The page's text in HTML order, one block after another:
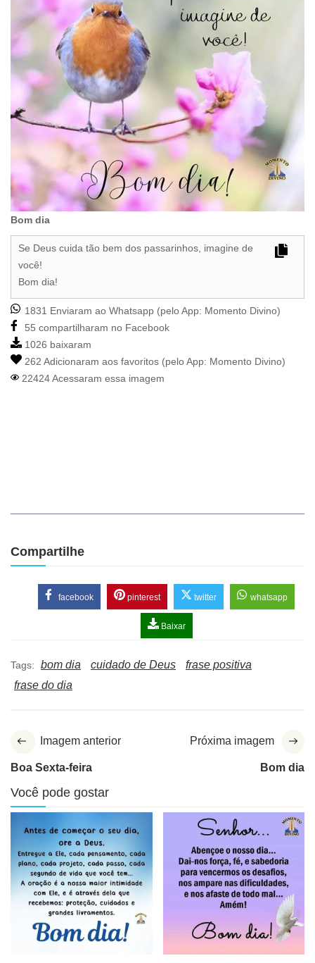
Bom dia
Se Deus cuida tão bem dos passarinhos, imagine de
você!
Bom dia!
1831 Enviaram ao Whatsapp (pelo App: Momento Divino)
55 compartilharam no Facebook
1026 baixaram
262 Adicionaram aos favoritos (pelo App: Momento Divino)
22424 Acessaram essa imagem
Compartilhe
facebook pinterest twitter whatsapp
Baixar
Tags: bom dia cuidado de Deus
frase positiva
frase do dia
Imagem anterior
Boa Sexta-feira
Próxima imagem
Bom dia
Você pode gostar